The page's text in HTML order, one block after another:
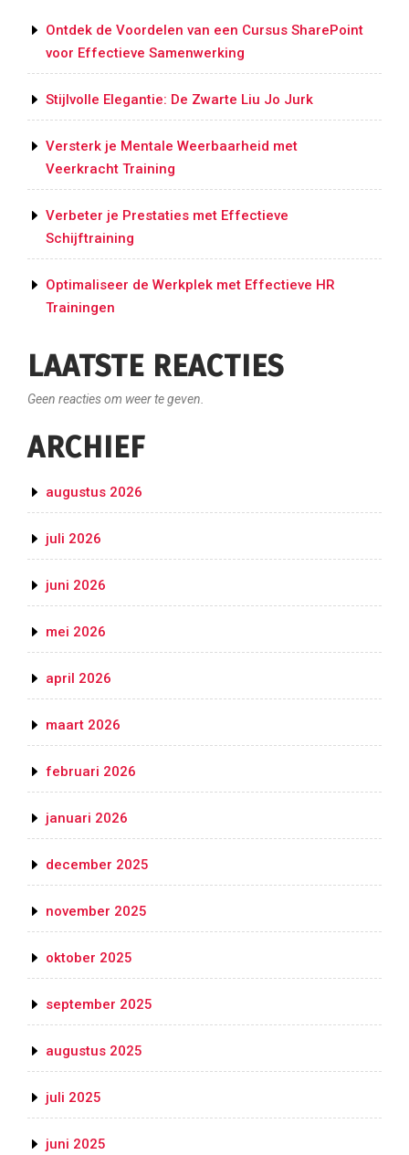
het
te
verbeteren”
Ontdek de Voordelen van een Cursus SharePoint
voor Effectieve Samenwerking
Stijlvolle Elegantie: De Zwarte Liu Jo Jurk
Versterk je Mentale Weerbaarheid met
Veerkracht Training
Verbeter je Prestaties met Effectieve
Schijftraining
Optimaliseer de Werkplek met Effectieve HR
Trainingen
LAATSTE REACTIES
Geen reacties om weer te geven.
ARCHIEF
augustus 2026
juli 2026
juni 2026
mei 2026
april 2026
maart 2026
februari 2026
januari 2026
december 2025
november 2025
oktober 2025
september 2025
augustus 2025
juli 2025
juni 2025